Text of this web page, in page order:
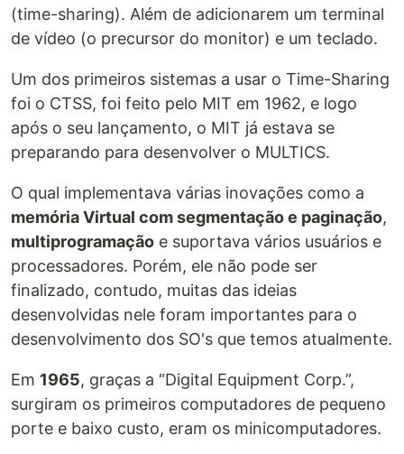
(time-sharing). Além de adicionarem um terminal
de vídeo (o precursor do monitor) e um teclado.
Um dos primeiros sistemas a usar o Time-Sharing
foi o CTSS, foi feito pelo MIT em 1962, e logo
após o seu lançamento, o MIT já estava se
preparando para desenvolver o MULTICS.
O qual implementava várias inovações como a
memória Virtual com segmentação e paginação,
multiprogramação e suportava vários usuários e
processadores. Porém, ele não pode ser
finalizado, contudo, muitas das ideias
desenvolvidas nele foram importantes para o
desenvolvimento dos SO's que temos atualmente.
Em 1965, graças a “Digital Equipment Corp.”,
surgiram os primeiros computadores de pequeno
porte e baixo custo, eram os minicomputadores.